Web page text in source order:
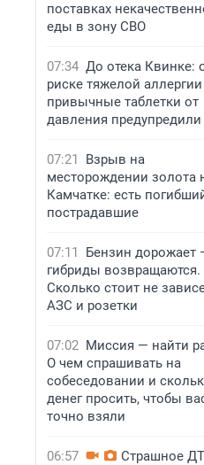
поставках
еды в зону СВО
07:34 До отека Квинке:
риске тяжелой
привычные таблетки от
давления предупредили
07:21
Взрыв на
месторождении золота
Камчатке: есть
пострадавшие
07:11
Бензин дорожает
гибриды возвращаются.
Сколько стоит не
АЗС и розетки
07:02 Миссия — найти
О чем спрашивать на
собеседовании и
денег просить, чтобы
точно взяли
06:57
Страшное